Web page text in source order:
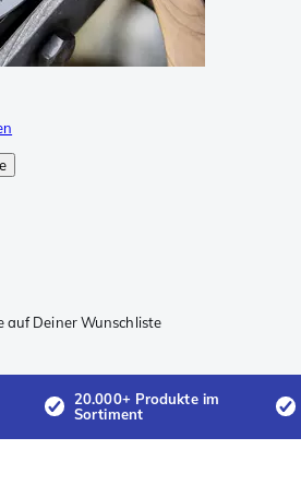
auf Deiner Wunschliste
20.000+ Produkte im
Sortiment